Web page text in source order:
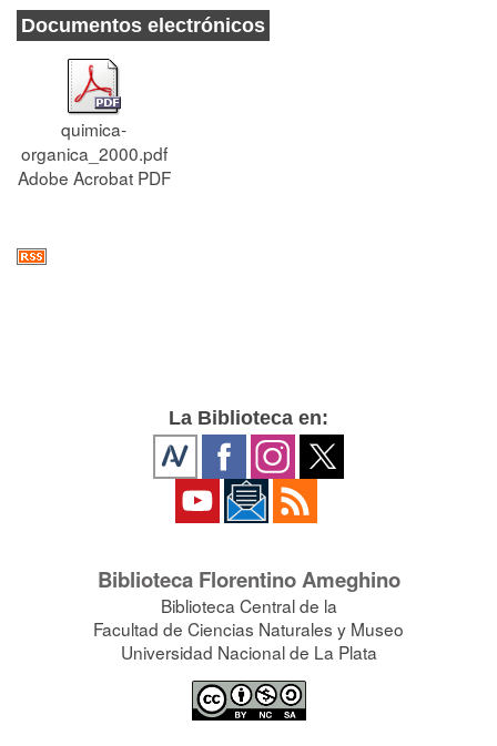
Documentos electrónicos
quimica-
organica_2000.pdf
Adobe Acrobat PDF
La Biblioteca en:
Biblioteca Florentino Ameghino
Biblioteca Central de la
Facultad de Ciencias Naturales y Museo
Universidad Nacional de La Plata